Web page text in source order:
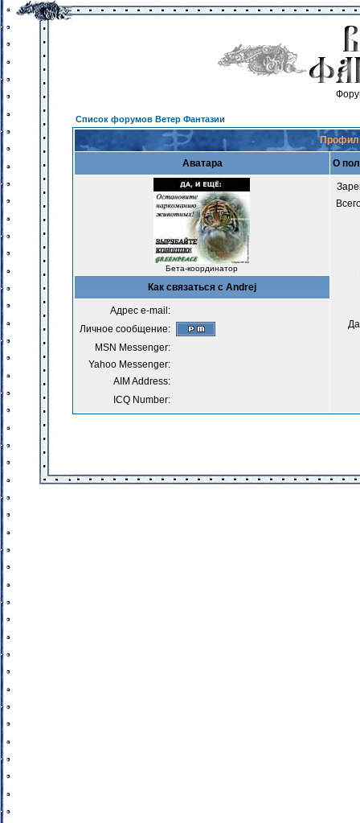
Список форумов Ветер Фантазии
Аватара О
Бета-координатор
Как связаться с Andrej
Адрес e-mail:
Личное сообщение:
MSN Messenger:
Yahoo Messenger:
AIM Address:
ICQ Number: